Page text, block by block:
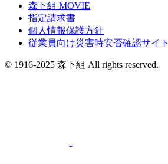
森下組 MOVIE
指定請求書
個人情報保護方針
従業員向け災害時安否確認サイト
© 1916-2025 森下組 All rights reserved.